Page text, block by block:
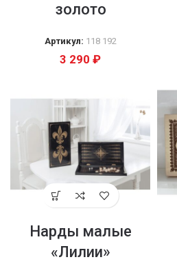
золото
Артикул: 118 192
3 290 ₽
Нарды малые
«Лилии»